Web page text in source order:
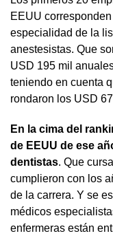
EEUU
especialidad de la
anestesistas. Que
USD 195 mil
teniendo en cuenta
rondaron los USD
En la cima del
de EEUU de ese
dentistas. Que
cumplieron con los
de la carrera. Y se
médicos
enfermeras están